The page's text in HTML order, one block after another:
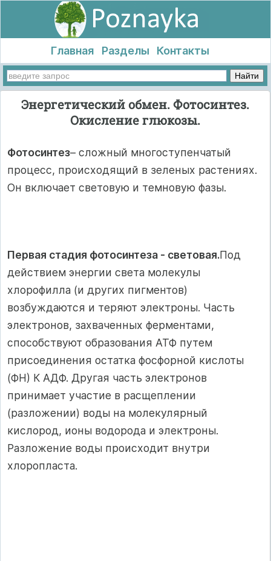
Главная Разделы Контакты
Энергетический обмен. Фотосинтез.
Окисление глюкозы.
Фотосинтез– сложный многоступенчатый
процесс, происходящий в зеленых растениях.
Он включает световую и темновую фазы.
Первая стадия фотосинтеза - световая.Под
действием энергии света молекулы
хлорофилла (и других пигментов)
возбуждаются и теряют электро­ны. Часть
электронов, захваченных ферментами,
способствуют образования АТФ путем
присоединения остатка фосфорной кислоты
(ФН) К АДФ. Другая часть электронов
принимает участие в расщеплении
(разложении) воды на молекулярный
кислород, ионы водорода и электроны.
Разложение воды про­исходит внутри
хлоропласта.